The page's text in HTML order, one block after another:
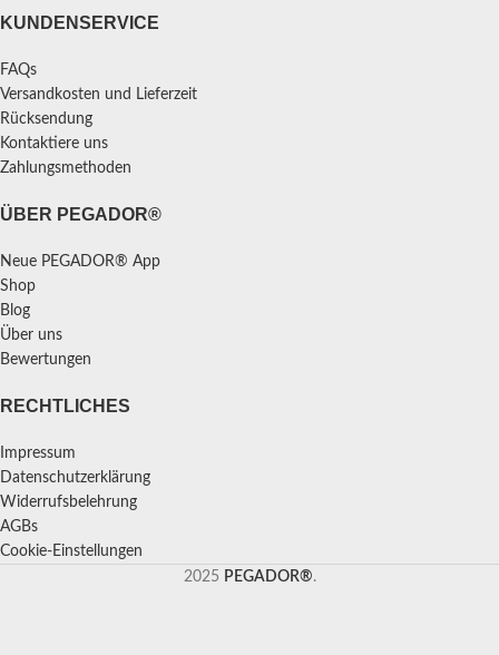
KUNDENSERVICE
FAQs
Versandkosten und Lieferzeit
Rücksendung
Kontaktiere uns
Zahlungsmethoden
ÜBER PEGADOR®
Neue PEGADOR® App
Shop
Blog
Über uns
Bewertungen
RECHTLICHES
Impressum
Datenschutzerklärung
Widerrufsbelehrung
AGBs
Cookie-Einstellungen
2025 PEGADOR®.